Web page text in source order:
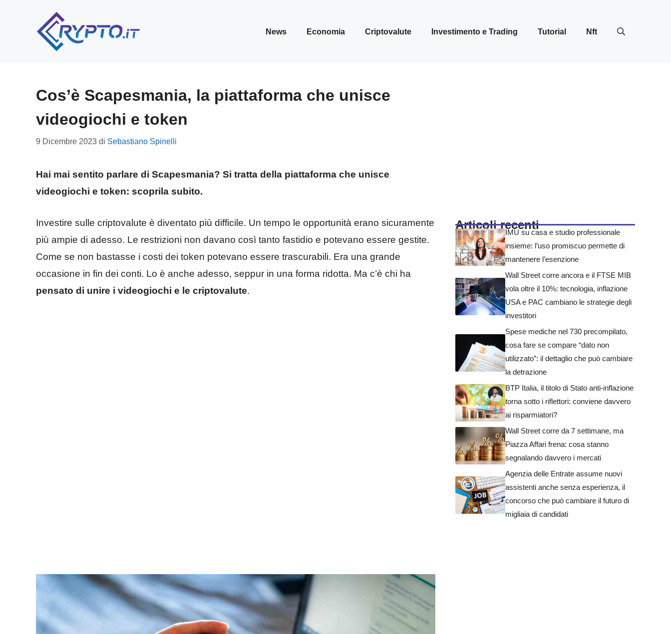
News Economia Criptovalute Investimento e Trading Tutorial Nft
Cos’è Scapesmania, la piattaforma che unisce
videogiochi e token
9 Dicembre 2023 di Sebastiano Spinelli
Hai mai sentito parlare di Scapesmania? Si tratta della piattaforma che unisce
videogiochi e token: scoprila subito.
Investire sulle criptovalute è diventato più difficile. Un tempo le opportunità erano sicuramente
più ampie di adesso. Le restrizioni non davano così tanto fastidio e potevano essere gestite.
Come se non bastasse i costi dei token potevano essere trascurabili. Era una grande
occasione in fin dei conti. Lo è anche adesso, seppur in una forma ridotta. Ma c’è chi ha
pensato di unire i videogiochi e le criptovalute.
Articoli recenti
IMU su casa e studio professionale
insieme: l’uso promiscuo permette di
mantenere l’esenzione
Wall Street corre ancora e il FTSE MIB
vola oltre il 10%: tecnologia, inflazione
USA e PAC cambiano le strategie degli
investitori
Spese mediche nel 730 precompilato,
cosa fare se compare “dato non
utilizzato”: il dettaglio che può cambiare
la detrazione
BTP Italia, il titolo di Stato anti-inflazione
torna sotto i riflettori: conviene davvero
ai risparmiatori?
Wall Street corre da 7 settimane, ma
Piazza Affari frena: cosa stanno
segnalando davvero i mercati
Agenzia delle Entrate assume nuovi
assistenti anche senza esperienza, il
concorso che può cambiare il futuro di
migliaia di candidati